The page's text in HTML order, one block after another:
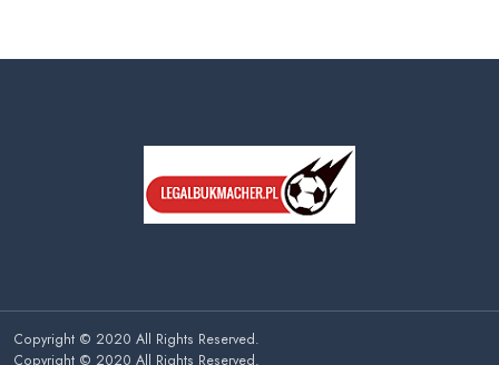
Copyright © 2020 All Rights Reserved.
Copyright © 2020 All Rights Reserved.